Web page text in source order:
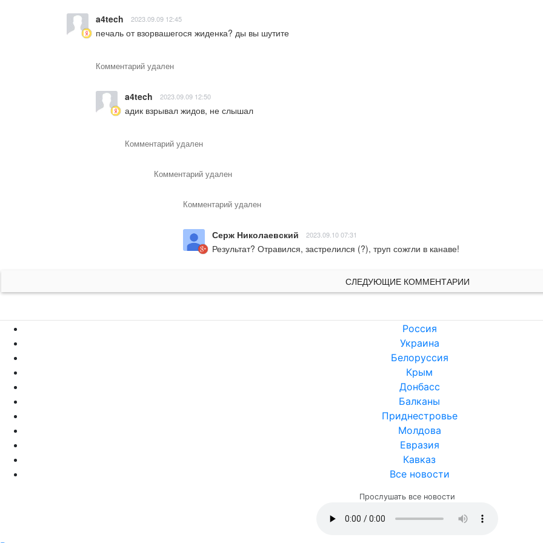
a4tech 2023.09.09 12:45
печаль от взорвашегося жиденка? ды вы шутите
Комментарий удален
a4tech 2023.09.09 12:50
адик взрывал жидов, не слышал
Комментарий удален
Комментарий удален
Комментарий удален
Серж Николаевский 2023.09.10 07:31
Результат? Отравился, застрелился (?), труп сожгли в канаве!
СЛЕДУЮЩИЕ КОММЕНТАРИИ
Россия
Украина
Белоруссия
Крым
Донбасс
Балканы
Приднестровье
Молдова
Евразия
Кавказ
Все новости
Прослушать все новости